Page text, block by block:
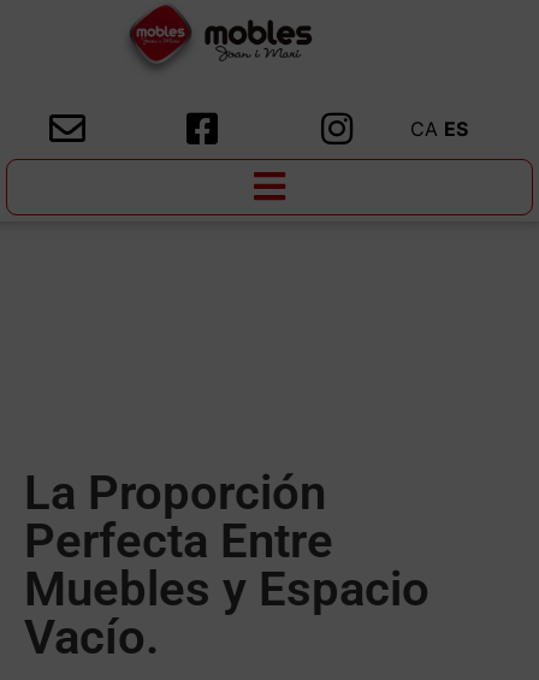
CA ES
La Proporción
Perfecta Entre
Muebles y Espacio
Vacío.